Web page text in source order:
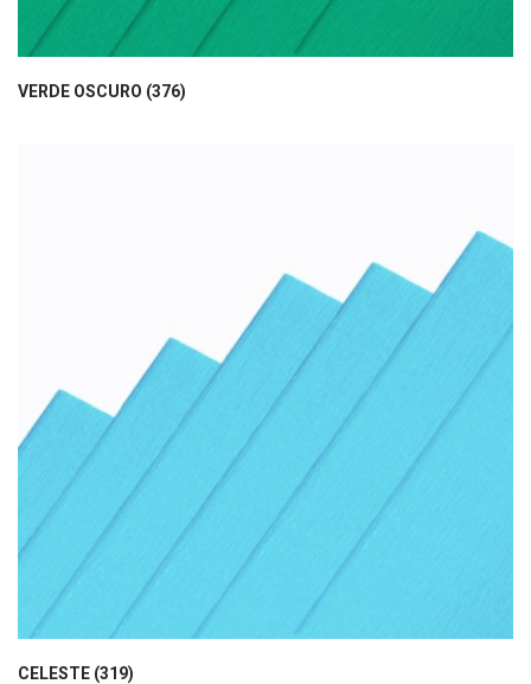
VERDE OSCURO (376)
CELESTE (319)